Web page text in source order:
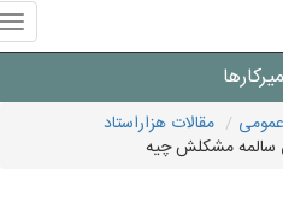
لوازم
مقالات هزاراستاد
مشکلش چیه